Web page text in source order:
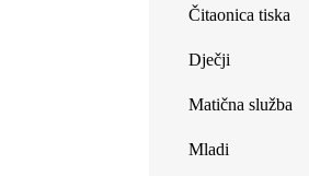
Čitaonica tiska
Dječji
Matična služba
Mladi